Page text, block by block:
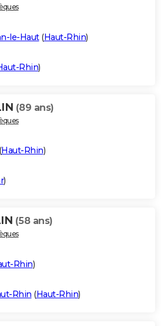
le-Haut(Haut-Rhin)
Rhin)
(89 ans)
(Haut-Rhin)
)
(58 ans)
Rhin)
Rhin (Haut-Rhin)